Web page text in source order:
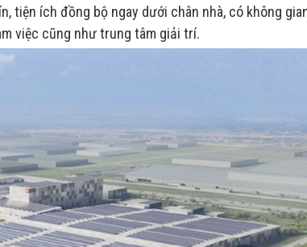
tiện ích đồng bộ ngay dưới chân nhà, có không
việc cũng như trung tâm giải trí.